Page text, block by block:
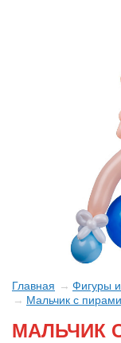
Главная Фигуры
Мальчик с
МАЛЬЧИК